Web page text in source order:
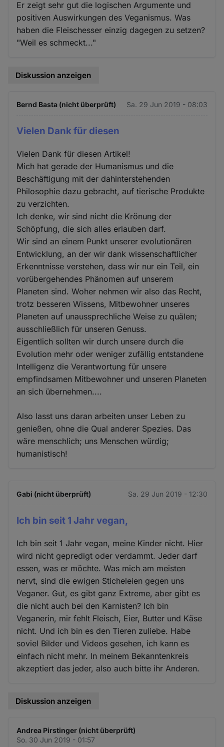
Er zeigt sehr gut die logischen Argumente und
positiven Auswirkungen des Veganismus. Was
haben die Fleischesser einzig dagegen zu setzen?
"Weil es schmeckt..."
Diskussion anzeigen
Bernd Basta (nicht überprüft) Sa. 29 Jun 2019 - 08:03
Vielen Dank für diesen
Vielen Dank für diesen Artikel!
Mich hat gerade der Humanismus und die
Beschäftigung mit der dahinterstehenden
Philosophie dazu gebracht, auf tierische Produkte
zu verzichten.
Ich denke, wir sind nicht die Krönung der
Schöpfung, die sich alles erlauben darf.
Wir sind an einem Punkt unserer evolutionären
Entwicklung, an der wir dank wissenschaftlicher
Erkenntnisse verstehen, dass wir nur ein Teil, ein
vorübergehendes Phänomen auf unserem
Planeten sind. Woher nehmen wir also das Recht,
trotz besseren Wissens, Mitbewohner unseres
Planeten auf unaussprechliche Weise zu quälen;
ausschließlich für unseren Genuss.
Eigentlich sollten wir durch unsere durch die
Evolution mehr oder weniger zufällig entstandene
Intelligenz die Verantwortung für unsere
empfindsamen Mitbewohner und unseren Planeten
an sich übernehmen....
Also lasst uns daran arbeiten unser Leben zu
genießen, ohne die Qual anderer Spezies. Das
wäre menschlich; uns Menschen würdig;
humanistisch!
Gabi (nicht überprüft) Sa. 29 Jun 2019 - 12:30
Ich bin seit 1 Jahr vegan,
Ich bin seit 1 Jahr vegan, meine Kinder nicht. Hier
wird nicht gepredigt oder verdammt. Jeder darf
essen, was er möchte. Was mich am meisten
nervt, sind die ewigen Sticheleien gegen uns
Veganer. Gut, es gibt ganz Extreme, aber gibt es
die nicht auch bei den Karnisten? Ich bin
Veganerin, mir fehlt Fleisch, Eier, Butter und Käse
nicht. Und ich bin es den Tieren zuliebe. Habe
soviel Bilder und Videos gesehen, ich kann es
einfach nicht mehr. In meinem Bekanntenkreis
akzeptiert das jeder, also auch bitte ihr Anderen.
Diskussion anzeigen
Andrea Pirstinger (nicht überprüft)
So. 30 Jun 2019 - 01:57